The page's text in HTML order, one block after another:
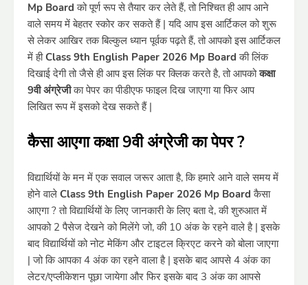
Mp Board को पूर्ण रूप से तैयार कर लेते हैं, तो निश्चित ही आप आने
वाले समय में बेहतर स्कोर कर सकते हैं | यदि आप इस आर्टिकल को शुरू
से लेकर आखिर तक बिल्कुल ध्यान पूर्वक पढ़ते हैं, तो आपको इस आर्टिकल
में हीClass 9th English Paper 2026 Mp Board की लिंक
दिखाई देगी तो जैसे ही आप इस लिंक पर क्लिक करते है, तो आपकोकक्षा
9वी अंग्रेजीका पेपर का पीडीएफ फाइल दिख जाएगा या फिर आप
लिखित रूप में इसको देख सकते हैं |
कैसा आएगा कक्षा 9वी अंग्रेजी का पेपर ?
विद्यार्थियों के मन में एक सवाल जरूर आता है, कि हमारे आने वाले समय में
होने वाले Class 9th English Paper 2026 Mp Board कैसा
आएगा ? तो विद्यार्थियों के लिए जानकारी के लिए बता दे, की शुरुआत में
आपको 2 पैसेज देखने को मिलेंगे जो, की 10 अंक के रहने वाले है | इसके
बाद विद्यार्थियों को नोट मेकिंग और टाइटल क्रिएट करने को बोला जाएगा
| जो कि आपका 4 अंक का रहने वाला है | इसके बाद आपसे 4 अंक का
लेटर/एप्लीकेशन पूछा जायेगा और फिर इसके बाद 3 अंक का आपसे